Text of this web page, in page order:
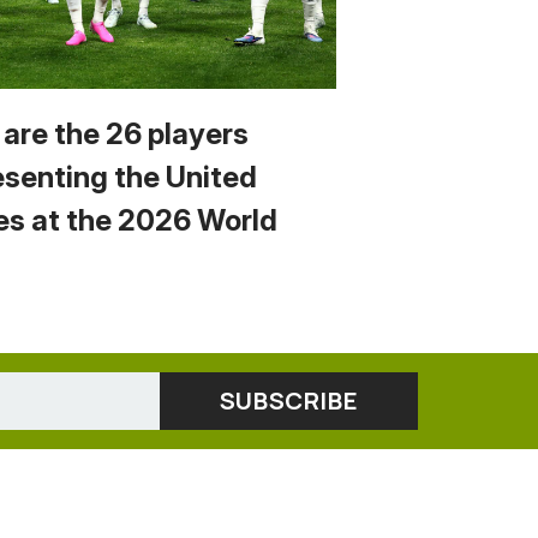
the 26 players
the United
at the 2026 World